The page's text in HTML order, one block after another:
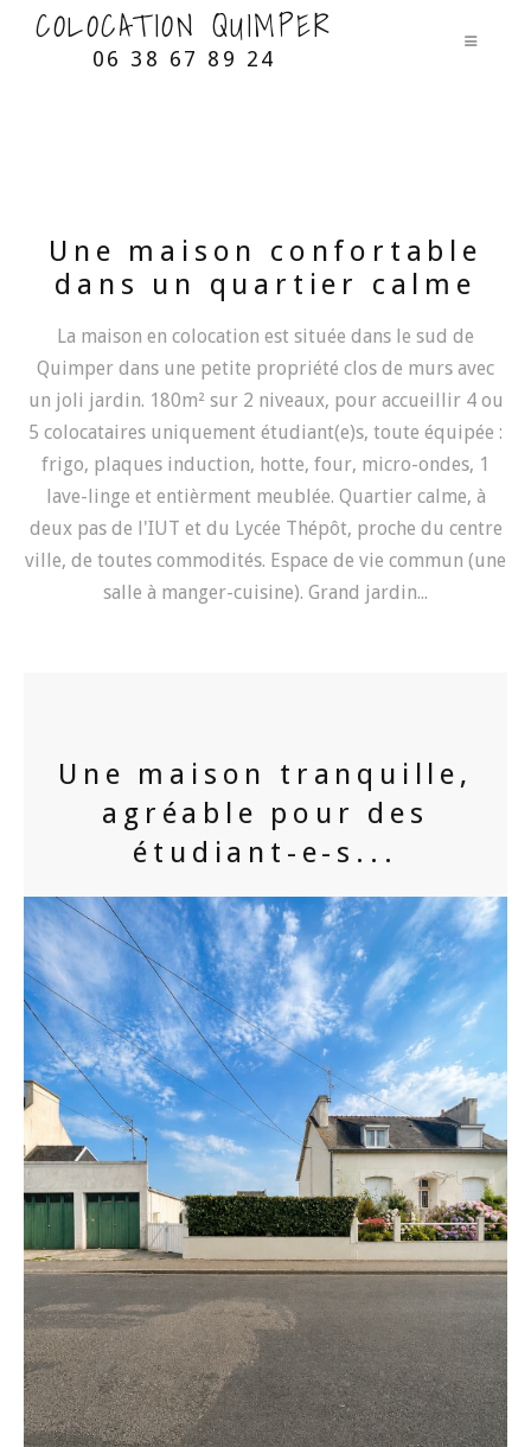
COLOCATION QUIMPER
06 38 67 89 24
Une maison confortable
dans un quartier calme
La maison en colocation est située dans le sud de
Quimper dans une petite propriété clos de murs avec
un joli jardin. 180m² sur 2 niveaux, pour accueillir 4 ou
5 colocataires uniquement étudiant(e)s, toute équipée :
frigo, plaques induction, hotte, four, micro-ondes, 1
lave-linge et entièrment meublée. Quartier calme, à
deux pas de l'IUT et du Lycée Thépôt, proche du centre
ville, de toutes commodités. Espace de vie commun (une
salle à manger-cuisine). Grand jardin...
Une maison tranquille,
agréable pour des
étudiant-e-s...